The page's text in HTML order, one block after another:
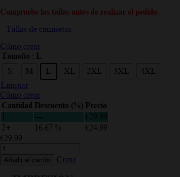
Compruebe las tallas antes de realizar el pedido.
Tallas de camisetas
Cómo crear
Tamaño : L
S
M L XL 2XL 3XL
4XL
Limpiar
Cómo crear
Cantidad Descuento (%) Precio
1
— € 29.99
2+
16.67 % €24.99
€29.99
Aesthetic
Vision,
Letras
Añadir al carrito Crear